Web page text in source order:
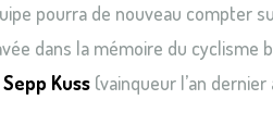
pourra de nouveau compter
dans la mémoire du cyclisme
Sepp Kuss (vainqueur l’an